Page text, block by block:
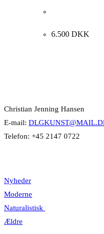
6.500 DKK
Christian Jenning Hansen
E-mail:
Telefon: +45 2147 0722
Nyheder
Moderne
Naturalistisk
Ældre